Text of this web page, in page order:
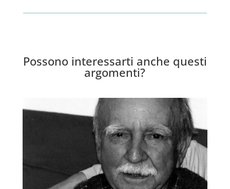
Possono interessarti anche questi
argomenti?